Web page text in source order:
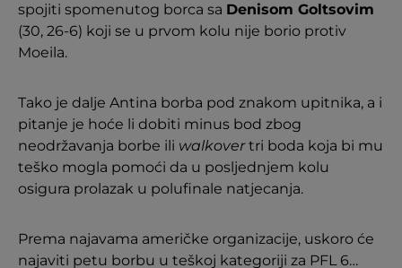
spojiti spomenutog borca sa Denisom Goltsovim
(30, 26-6) koji se u prvom kolu nije borio protiv
Moeila.
Tako je dalje Antina borba pod znakom upitnika, a i
pitanje je hoće li dobiti minus bod zbog
neodržavanja borbe ili walkovertri boda koja bi mu
teško mogla pomoći da u posljednjem kolu
osigura prolazak u polufinale natjecanja.
Prema najavama američke organizacije, uskoro će
najaviti petu borbu u teškoj kategoriji za PFL 6…